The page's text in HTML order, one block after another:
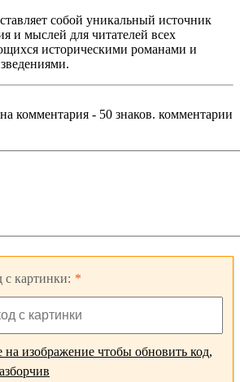
собой уникальный источник
и мыслей для читателей всех
историческими романами и
комментария - 50 знаков. комментарии
с картинки: